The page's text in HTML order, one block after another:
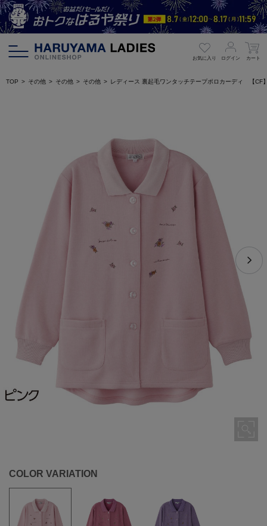
お気に入り ログイン カート
TOP その他 その他 その他 レディース 裏起毛ワンタッチテープポロカーディ 【CF
COLOR VARIATION